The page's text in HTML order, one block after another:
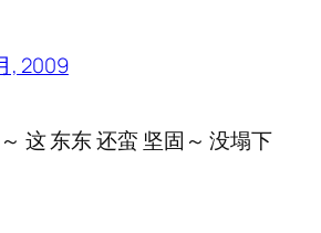
, 2009
这 东东 还蛮 坚固～ 没塌下